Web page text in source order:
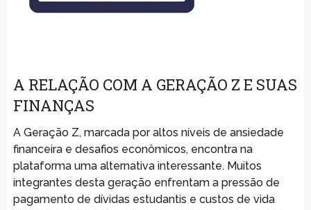
A RELAÇÃO COM A GERAÇÃO Z E SUAS
FINANÇAS
A Geração Z, marcada por altos níveis de ansiedade
financeira e desafios econômicos, encontra na
plataforma uma alternativa interessante. Muitos
integrantes desta geração enfrentam a pressão de
pagamento de dívidas estudantis e custos de vida